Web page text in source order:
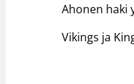
Ahonen haki
Vikings ja